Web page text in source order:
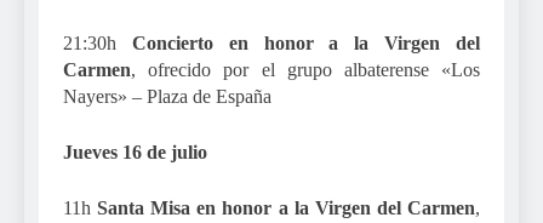
21:30h Concierto en honor a la Virgen del
Carmen, ofrecido por el grupo albaterense «Los
Nayers» – Plaza de España
Jueves 16 de julio
11hSanta Misa en honor a la Virgen del Carmen,